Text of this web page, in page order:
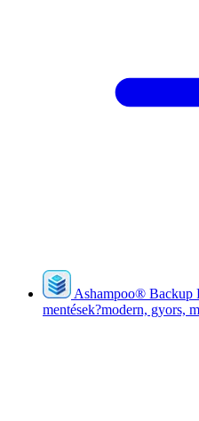
Ashampoo® Backup
mentések?modern, gyors,